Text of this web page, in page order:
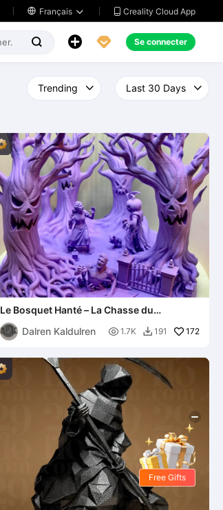
 Français   Creality Cloud App
   Se connecter
Le Bosquet Hanté – La Chasse du
Faucheur de Citrouilles
Dalren Kaldulren
 1.7K  191 172
Free Gifts